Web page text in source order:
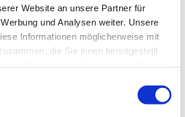
Website an unsere Partner für
und Analysen weiter. Unsere
Informationen möglicherweise mit
die Sie ihnen bereitgestellt
Claudia Sbjeznie
Gemeindebrief)